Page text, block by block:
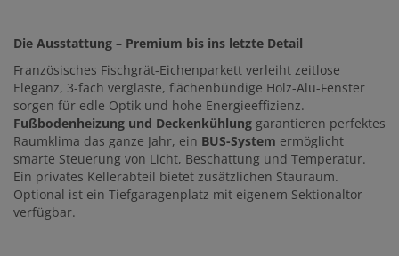
Die Ausstattung – Premium bis ins letzte Detail
Französisches Fischgrät-Eichenparkett verleiht zeitlose
Eleganz, 3-fach verglaste, flächenbündige Holz-Alu-Fenster
sorgen für edle Optik und hohe Energieeffizienz.
Fußbodenheizung und Deckenkühlung garantieren perfektes
Raumklima das ganze Jahr, ein BUS-System ermöglicht
smarte Steuerung von Licht, Beschattung und Temperatur.
Ein privates Kellerabteil bietet zusätzlichen Stauraum.
Optional ist ein Tiefgaragenplatz mit eigenem Sektionaltor
verfügbar.